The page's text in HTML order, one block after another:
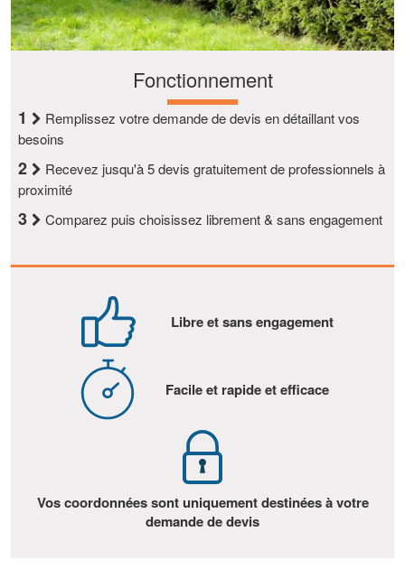
Fonctionnement
1
Remplissez votre demande de devis en détaillant vos
besoins
2
Recevez jusqu'à 5 devis gratuitement de professionnels à
proximité
3 Comparez puis choisissez librement & sans engagement
Libre et sans engagement
Facile et rapide et efficace
Vos coordonnées sont uniquement destinées à votre
demande de devis